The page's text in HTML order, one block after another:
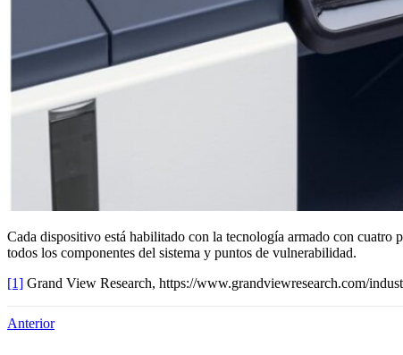
Cada dispositivo está habilitado con la tecnología armado con cuatro
todos los componentes del sistema y puntos de vulnerabilidad.
[1] Grand View Research, https://www.grandviewresearch.com/
Anterior